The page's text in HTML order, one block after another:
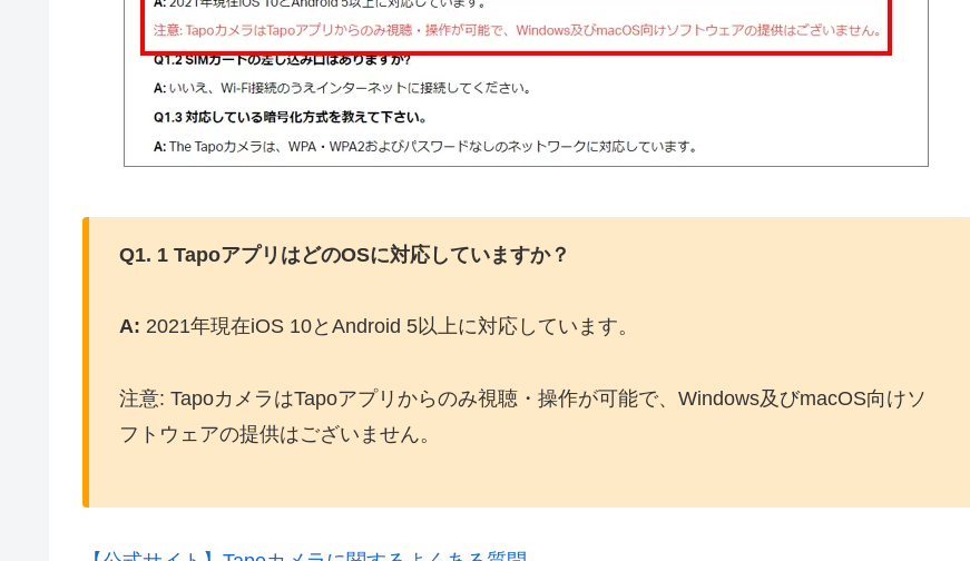
Q1. 1 TapoアプリはどのOSに対応していますか？
A: 2021年現在iOS 10とAndroid 5以上に対応しています。
注意: TapoカメラはTapoアプリからのみ視聴・操作が可能で、Windows及びmacOS向けソ
フトウェアの提供はございません。